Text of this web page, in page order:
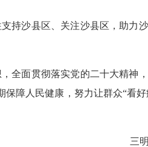
沙县区、关注沙县区，助力
面贯彻落实党的二十大精神
障人民健康，努力让群众“看好
三明